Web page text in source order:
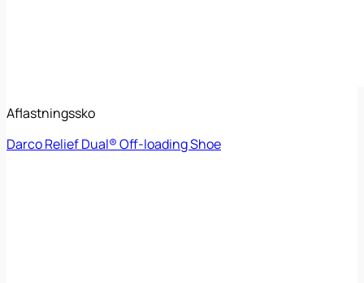
Aflastningssko
Darco Relief Dual® Off-loading Shoe